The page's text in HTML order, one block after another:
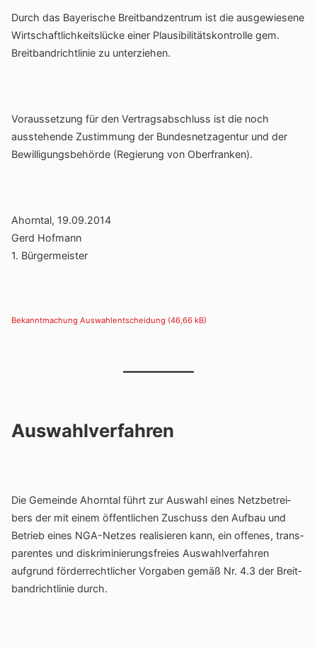
Durch das Baye­ri­sche Breit­band­zen­trum ist die ausge­wie­sene
Wirt­schaft­lich­keits­lücke einer Plau­si­bi­li­täts­kon­trolle gem.
Breit­band­richt­linie zu unterziehen.
Voraus­set­zung für den Vertrags­ab­schluss ist die noch
ausste­hende Zustim­mung der Bundes­netz­agentur und der
Bewil­li­gungs­be­hörde (Regie­rung von Oberfranken).
Ahorntal, 19.09.2014
Gerd Hofmann
1. Bürger­meister
Bekannt­ma­chung Auswahl­ent­schei­dung
​​Auswahlverfahren
Die Gemeinde Ahorntal führt zur Auswahl eines Netz­be­trei­
bers der mit einem öffent­li­chen Zuschuss den Aufbau und
Betrieb eines NGA-Netzes reali­sieren kann, ein offenes, trans­
pa­rentes und diskri­mi­nie­rungs­freies Auswahl­ver­fahren
aufgrund förder­recht­li­cher Vorgaben gemäß Nr. 4.3 der Breit­
band­richt­linie durch.